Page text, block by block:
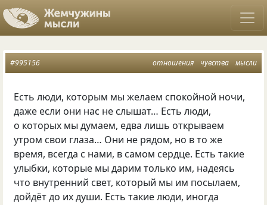
отношения чувства мысли
#995156
Есть люди, которым мы желаем спокойной ночи,
даже если они нас не слышат… Есть люди,
о которых мы думаем, едва лишь открываем
утром свои глаза… Они не рядом, но в то же
время, всегда с нами, в самом сердце. Есть такие
улыбки, которые мы дарим только им, надеясь
что внутренний свет, который мы им посылаем,
дойдёт до их души. Есть такие люди, иногда